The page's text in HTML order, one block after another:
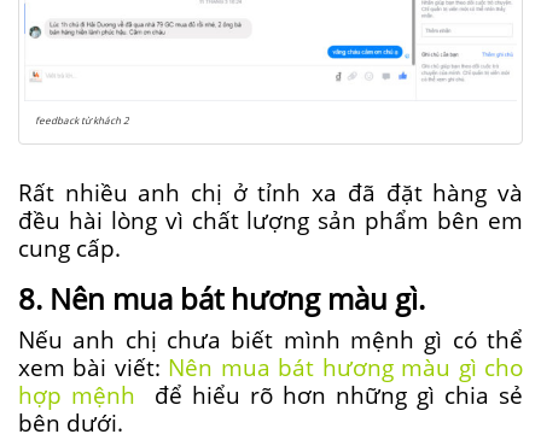
feedback từ khách 2
Rất nhiều anh chị ở tỉnh xa đã đặt hàng và
đều hài lòng vì chất lượng sản phẩm bên em
cung cấp.
8. Nên mua bát hương màu gì.
Nếu anh chị chưa biết mình mệnh gì có thể
xem bài viết: Nên mua bát hương màu gì cho
hợp mệnh
để hiểu rõ hơn những gì chia sẻ
bên dưới.